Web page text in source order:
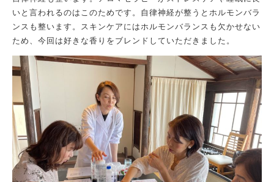
いと言われるのはこのためです。自律神経が整うとホルモンバラ
ンスも整います。スキンケアにはホルモンバランスも欠かせない
ため、今回は好きな香りをブレンドしていただきました。